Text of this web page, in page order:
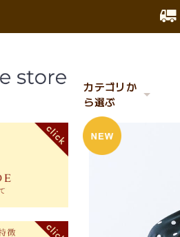
カテゴリか
ら選ぶ